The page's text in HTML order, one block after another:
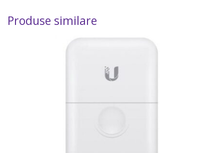
Produse similare